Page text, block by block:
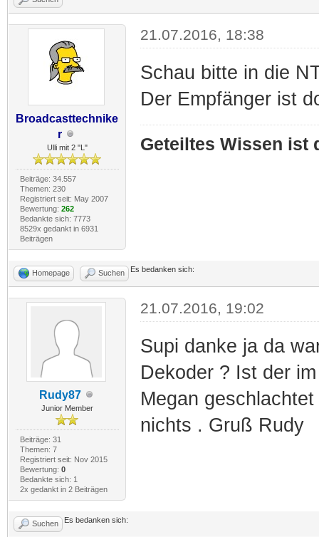
Broadcasttechnike
r
Ulli mit 2 "L"
Beiträge: 34.557
Themen: 230
Registriert seit: May 2007
Bewertung: 262
Bedankte sich: 7773
8529x gedankt in 6931
Beiträgen
21.07.2016, 18:38
Schau bitte in die
Der Empfänger ist
Geteiltes Wissen ist
Homepage Suchen Es bedanken sich:
Rudy87
Junior Member
Beiträge: 31
Themen: 7
Registriert seit: Nov 2015
Bewertung: 0
Bedankte sich: 1
2x gedankt in 2 Beiträgen
21.07.2016, 19:02
Supi danke ja da
Dekoder ? Ist der
Megan
nichts . Gruß Rudy
Suchen Es bedanken sich: